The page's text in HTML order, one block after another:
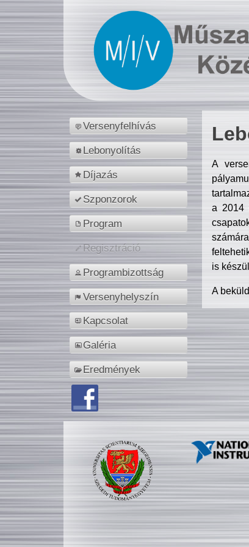
Versenyfelhívás
Lebonyolítás
Díjazás
Szponzorok
Program
Regisztráció
Programbizottság
Versenyhelyszín
Kapcsolat
Galéria
Eredmények
A
a 2014
is
A